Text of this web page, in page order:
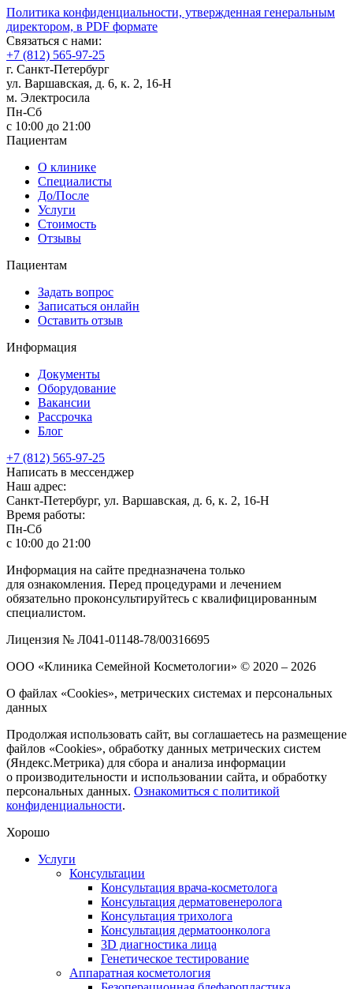
Политика конфиденциальности, утвержденная генеральным
директором, в PDF формате
Связаться с нами:
+7 (812) 565-97-25
г. Санкт-Петербург
ул. Варшавская, д. 6, к. 2, 16-Н
м. Электросила
Пн-Сб
с 10:00 до 21:00
Пациентам
О клинике
Специалисты
До/После
Услуги
Стоимость
Отзывы
Пациентам
Задать вопрос
Записаться онлайн
Оставить отзыв
Информация
Документы
Оборудование
Вакансии
Рассрочка
Блог
+7 (812) 565-97-25
Написать в мессенджер
Наш адрес:
Санкт-Петербург, ул. Варшавская, д. 6, к. 2, 16-Н
Время работы:
Пн-Сб
с 10:00 до 21:00
Информация на сайте предназначена только
для ознакомления. Перед процедурами и лечением
обязательно проконсультируйтесь с квалифицированным
специалистом.
Лицензия № Л041-01148-78/00316695
ООО «Клиника Семейной Косметологии» © 2020 – 2026
О файлах «Cookies», метрических системах и персональных
данных
Продолжая использовать сайт, вы соглашаетесь на размещение
файлов «Cookies», обработку данных метрических систем
(Яндекс.Метрика) для сбора и анализа информации
о производительности и использовании сайта, и обработку
персональных данных. Ознакомиться с политикой
конфиденциальности.
Хорошо
Услуги
Консультации
Консультация врача-косметолога
Консультация дерматовенеролога
Консультация трихолога
Консультация дерматоонколога
3D диагностика лица
Генетическое тестирование
Аппаратная косметология